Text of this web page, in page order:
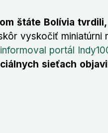
štáte Bolívia
vyskočiť miniatúrni
portál
sieťach